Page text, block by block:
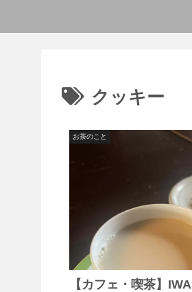
クッキー
お茶のこと
【カフェ・喫茶】